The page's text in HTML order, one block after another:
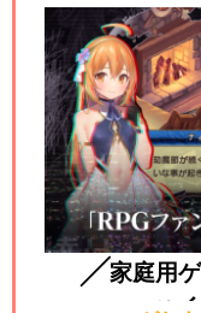
╱家庭用
ハ